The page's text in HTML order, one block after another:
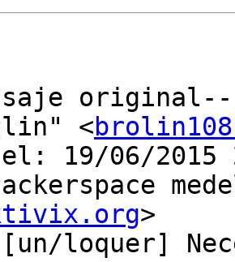
<
el: ‎19/‎06/‎2015
>
loquer]